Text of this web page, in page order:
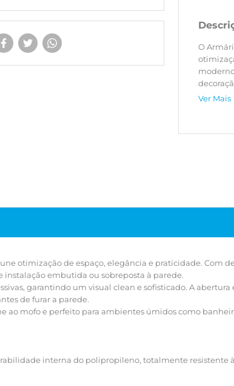
O
ou
Você
Ver Mais
otimização de espaço, elegância e praticidade. Com
embutida ou sobreposta à parede.
garantindo um visual clean e sofisticado. A abertura
de furar a parede.
mofo e perfeito para ambientes úmidos como
interna do polipropileno, totalmente resistente